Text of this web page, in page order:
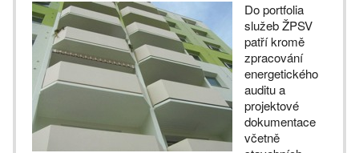
Do portfolia
služeb ŽPSV
patří kromě
zpracování
energetického
auditu a
projektové
dokumentace
včetně